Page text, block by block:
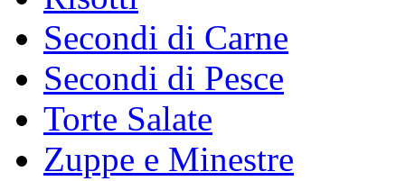
Secondi di Carne
Secondi di Pesce
Torte Salate
Zuppe e Minestre